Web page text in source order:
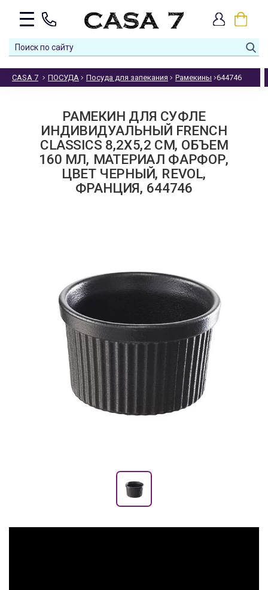
CASA 7 ПОСУДА Посуда для запекания Рамекины 644746
РАМЕКИН ДЛЯ СУФЛЕ
ИНДИВИДУАЛЬНЫЙ FRENCH
CLASSICS 8,2X5,2 СМ, ОБЪЕМ
160 МЛ, МАТЕРИАЛ ФАРФОР,
ЦВЕТ ЧЕРНЫЙ, REVOL,
ФРАНЦИЯ, 644746